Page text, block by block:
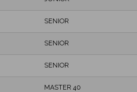
SENIOR
SENIOR
SENIOR
MASTER 40